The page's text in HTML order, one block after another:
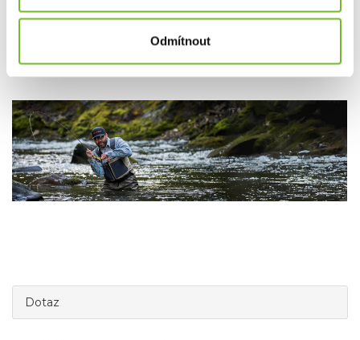
Odmítnout
SAVETHEDAY.CZ je hrdý exkluzivní distributor značky
Grundéns pro Českou republiku a Slovensko.
Dotaz